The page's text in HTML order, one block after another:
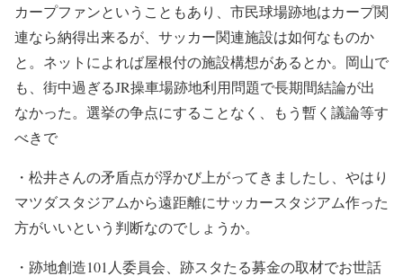
カープファンということもあり、市民球場跡地はカープ関
連なら納得出来るが、サッカー関連施設は如何なものか
と。ネットによれば屋根付の施設構想があるとか。岡山で
も、街中過ぎるJR操車場跡地利用問題で長期間結論が出
なかった。選挙の争点にすることなく、もう暫く議論等す
べきで
・ 松井さんの矛盾点が浮かび上がってきましたし、 やはり
マツダスタジアムから遠距離にサッカースタジアム作った
方がいいという判断なのでしょうか。
・跡地創造101人委員会、跡スタたる募金の取材でお世話